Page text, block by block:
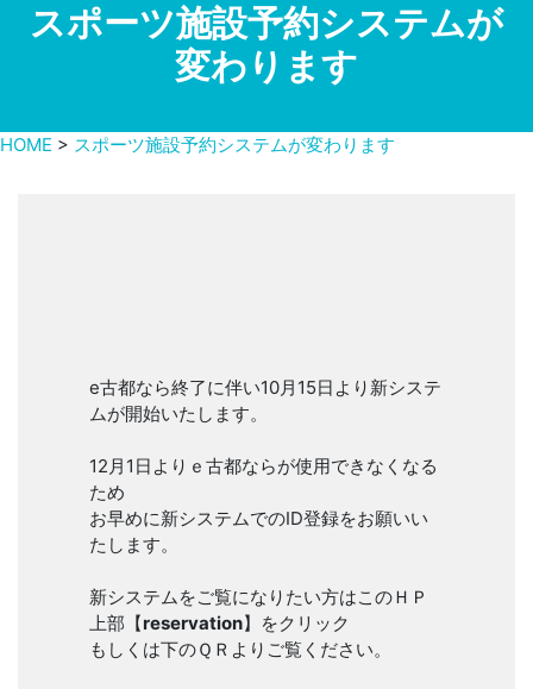
スポーツ施設予約システムが
変わります
HOME > スポーツ施設予約システムが変わります
e古都なら終了に伴い10月15日より新システ
ムが開始いたします。
12月1日よりｅ古都ならが使用できなくなる
ため
お早めに新システムでのID登録をお願いい
たします。
新システムをご覧になりたい方はこのＨＰ
上部【reservation】をクリック
もしくは下のＱＲよりご覧ください。